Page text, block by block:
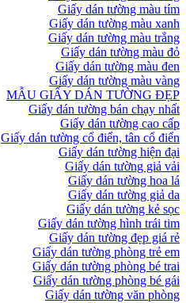
Giấy dán tường màu tím
Giấy dán tường màu xanh
Giấy dán tường màu trắng
Giấy dán tường màu đỏ
Giấy dán tường màu đen
Giấy dán tường màu vàng
MẪU GIẤY DÁN TƯỜNG ĐẸP
Giấy dán tường bán chạy nhất
Giấy dán tường cao cấp
Giấy dán tường cổ điển, tân cổ điển
Giấy dán tường hiện đại
Giấy dán tường giả vải
Giấy dán tường hoa lá
Giấy dán tường giả da
Giấy dán tường kẻ sọc
Giấy dán tường hình trái tim
Giấy dán tường đẹp giá rẻ
Giấy dán tường phòng trẻ em
Giấy dán tường phòng bé trai
Giấy dán tường phòng bé gái
Giấy dán tường văn phòng